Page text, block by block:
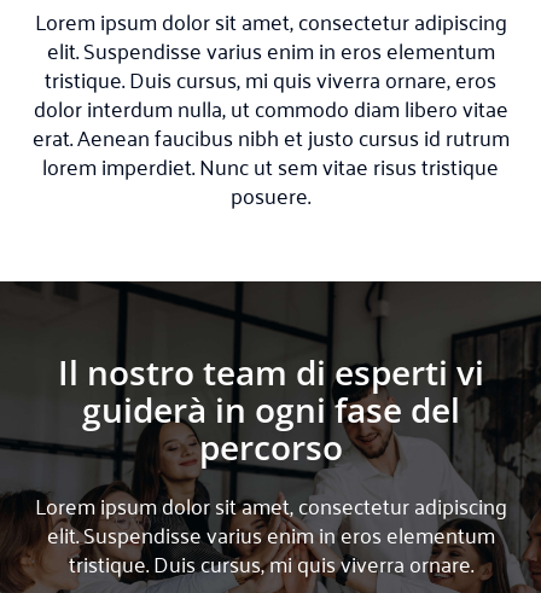
Lorem ipsum dolor sit amet, consectetur adipiscing
elit. Suspendisse varius enim in eros elementum
tristique. Duis cursus, mi quis viverra ornare, eros
dolor interdum nulla, ut commodo diam libero vitae
erat. Aenean faucibus nibh et justo cursus id rutrum
lorem imperdiet. Nunc ut sem vitae risus tristique
posuere.
Il nostro team di esperti vi
guiderà in ogni fase del
percorso
Lorem ipsum dolor sit amet, consectetur adipiscing
elit. Suspendisse varius enim in eros elementum
tristique. Duis cursus, mi quis viverra ornare.